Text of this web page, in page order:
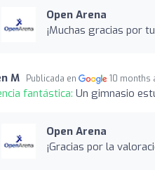
Open Arena
¡Muchas gracias por
M Publicada en 10 months
fantástica: Un gimnasio
Open Arena
¡Gracias por la